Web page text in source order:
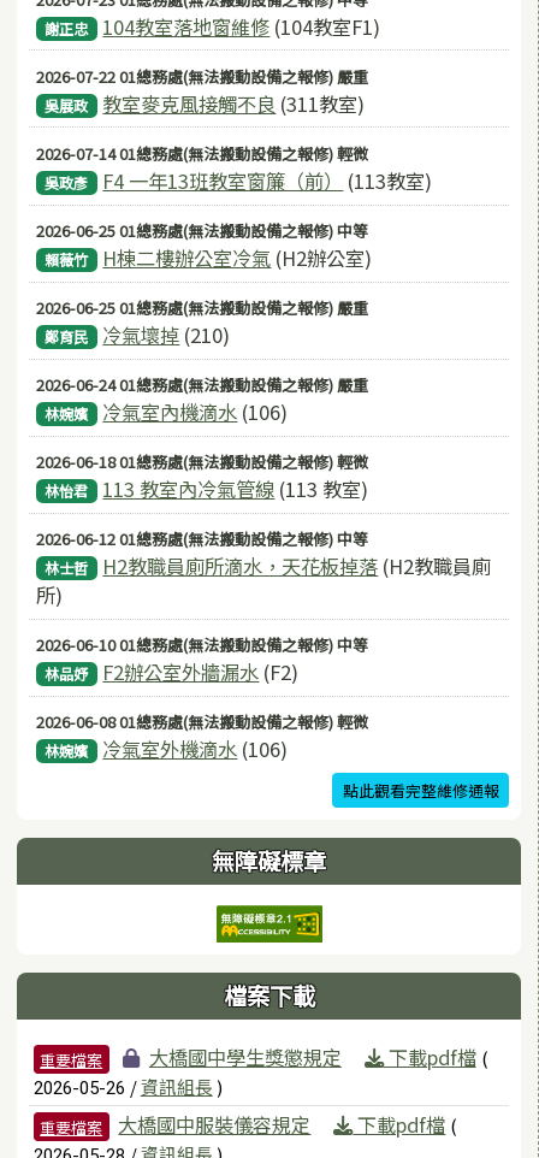
謝正忠 104教室落地窗維修 (104教室F1)
2026-07-22 01總務處(無法搬動設備之報修) 嚴重
吳展政 教室麥克風接觸不良 (311教室)
2026-07-14 01總務處(無法搬動設備之報修) 輕微
吳政彥 F4 一年13班教室窗簾（前） (113教室)
2026-06-25 01總務處(無法搬動設備之報修) 中等
賴薇竹 H棟二樓辦公室冷氣 (H2辦公室)
2026-06-25 01總務處(無法搬動設備之報修) 嚴重
鄭育民 冷氣壞掉 (210)
2026-06-24 01總務處(無法搬動設備之報修) 嚴重
林婉嬪 冷氣室內機滴水 (106)
2026-06-18 01總務處(無法搬動設備之報修) 輕微
林怡君 113 教室內冷氣管線 (113 教室)
2026-06-12 01總務處(無法搬動設備之報修) 中等
林士哲 H2教職員廁所滴水，天花板掉落 (H2教職員廁
所)
2026-06-10 01總務處(無法搬動設備之報修) 中等
林品妤 F2辦公室外牆漏水 (F2)
2026-06-08 01總務處(無法搬動設備之報修) 輕微
林婉嬪 冷氣室外機滴水 (106)
點此觀看完整維修通報
無障礙標章
檔案下載
檔案列表
重要檔案 大橋國中學生獎懲規定 下載pdf檔 (
2026-05-26 /資訊組長 )
重要檔案 大橋國中服裝儀容規定 下載pdf檔 (